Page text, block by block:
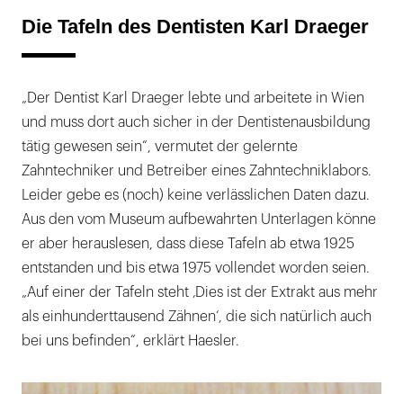
Die Tafeln des Dentisten Karl Draeger
„Der Dentist Karl Draeger lebte und arbeitete in Wien
und muss dort auch sicher in der Dentistenausbildung
tätig gewesen sein“, vermutet der gelernte
Zahntechniker und Betreiber eines Zahntechniklabors.
Leider gebe es (noch) keine verlässlichen Daten dazu.
Aus den vom Museum aufbewahrten Unterlagen könne
er aber herauslesen, dass diese Tafeln ab etwa 1925
entstanden und bis etwa 1975 vollendet worden seien.
„Auf einer der Tafeln steht ‚Dies ist der Extrakt aus mehr
als einhunderttausend Zähnen‘, die sich natürlich auch
bei uns befinden“, erklärt Haesler.